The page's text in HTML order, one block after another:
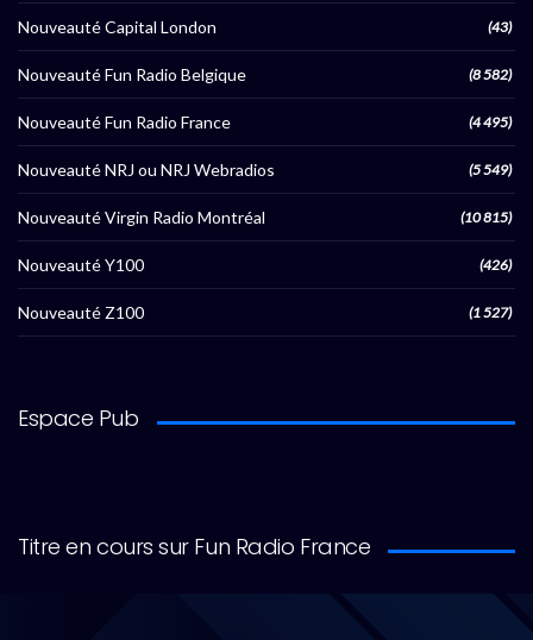
Nouveauté Capital London (43)
Nouveauté Fun Radio Belgique (8 582)
Nouveauté Fun Radio France (4 495)
Nouveauté NRJ ou NRJ Webradios (5 549)
Nouveauté Virgin Radio Montréal (10 815)
Nouveauté Y100 (426)
Nouveauté Z100 (1 527)
Espace Pub
Titre en cours sur Fun Radio France